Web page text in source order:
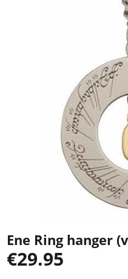
Ene Ring hanger
€29.95